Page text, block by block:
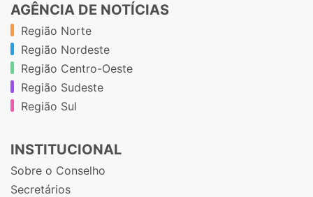
AGÊNCIA DE NOTÍCIAS
Região Norte
Região Nordeste
Região Centro-Oeste
Região Sudeste
Região Sul
INSTITUCIONAL
Sobre o Conselho
Secretários